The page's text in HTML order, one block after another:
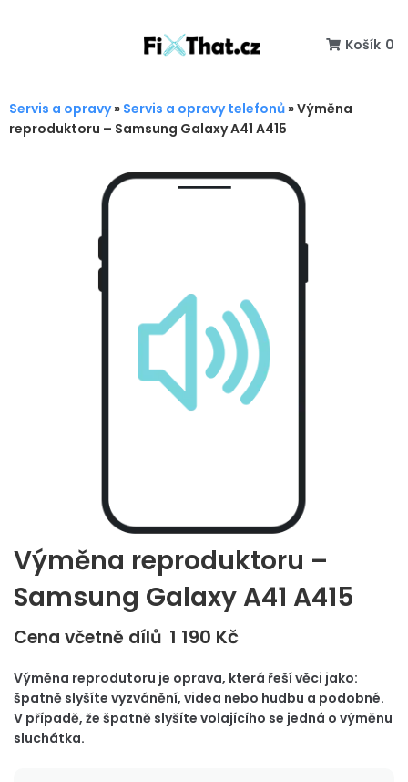
Košík 0
Servis a opravy» Servis a opravy telefonů »Výměna
reproduktoru – Samsung Galaxy A41 A415
Výměna reproduktoru –
Samsung Galaxy A41 A415
Cena včetně dílů 1 190 Kč
Výměna reprodutoru je oprava, která řeší věci jako:
špatně slyšíte vyzvánění, videa nebo hudbu a podobné.
V případě, že špatně slyšíte volajícího se jedná o výměnu
sluchátka.